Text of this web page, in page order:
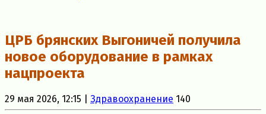
ЦРБ брянских Выгоничей получила
новое оборудование в рамках
нацпроекта
29 мая 2026, 12:15 | Здравоохранение 140